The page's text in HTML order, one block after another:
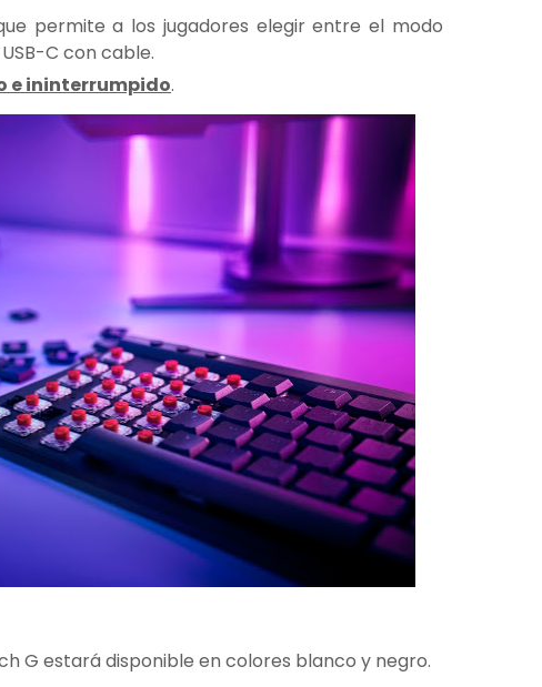
permite a los jugadores elegir entre el modo
C con cable.
e ininterrumpido.
G estará disponible en colores blanco y negro.